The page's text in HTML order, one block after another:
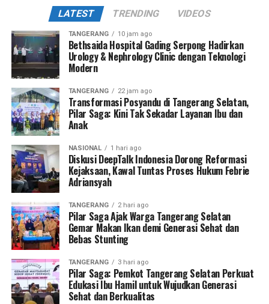
LATEST TRENDING VIDEOS
TANGERANG 10 jam ago
Bethsaida Hospital Gading Serpong Hadirkan
Urology & Nephrology Clinic dengan Teknologi
Modern
TANGERANG 22 jam ago
Transformasi Posyandu di Tangerang Selatan,
Pilar Saga: Kini Tak Sekadar Layanan Ibu dan
Anak
NASIONAL 1 hari ago
Diskusi DeepTalk Indonesia Dorong Reformasi
Kejaksaan, Kawal Tuntas Proses Hukum Febrie
Adriansyah
TANGERANG 2 hari ago
Pilar Saga Ajak Warga Tangerang Selatan
Gemar Makan Ikan demi Generasi Sehat dan
Bebas Stunting
TANGERANG 3 hari ago
Pilar Saga: Pemkot Tangerang Selatan Perkuat
Edukasi Ibu Hamil untuk Wujudkan Generasi
Sehat dan Berkualitas